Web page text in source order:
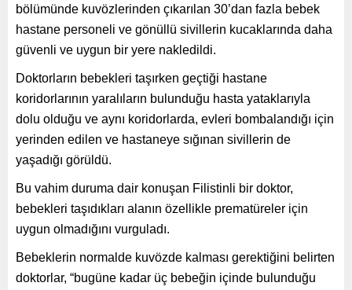
bölümünde kuvözlerinden çıkarılan 30’dan fazla bebek
hastane personeli ve gönüllü sivillerin kucaklarında daha
güvenli ve uygun bir yere nakledildi.
Doktorların bebekleri taşırken geçtiği hastane
koridorlarının yaralıların bulunduğu hasta yataklarıyla
dolu olduğu ve aynı koridorlarda, evleri bombalandığı için
yerinden edilen ve hastaneye sığınan sivillerin de
yaşadığı görüldü.
Bu vahim duruma dair konuşan Filistinli bir doktor,
bebekleri taşıdıkları alanın özellikle prematüreler için
uygun olmadığını vurguladı.
Bebeklerin normalde kuvözde kalması gerektiğini belirten
doktorlar, “bugüne kadar üç bebeğin içinde bulunduğu